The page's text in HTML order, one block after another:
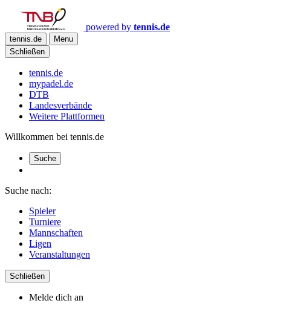
powered by tennis.de
tennis.de
Menu
Schließen
tennis.de
mypadel.de
DTB
Landesverbände
Weitere Plattformen
Willkommen bei tennis.de
Suche
Suche nach:
Spieler
Turniere
Mannschaften
Ligen
Veranstaltungen
Schließen
Melde dich an